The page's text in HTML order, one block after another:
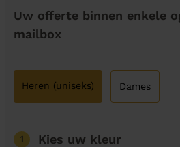
Uw offerte binnen enkele
mailbox
Heren (uniseks) Dames
1 Kies uw kleur